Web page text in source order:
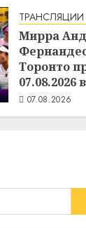
Мирра
Торонто
07.08.2026
07.08.2026